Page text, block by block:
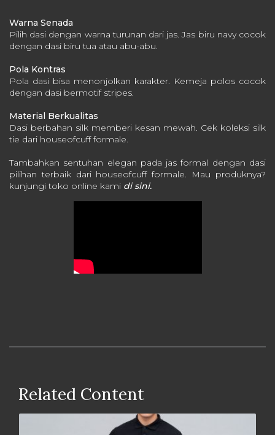
Warna Senada
Pilih dasi dengan warna turunan dari jas. Jas biru navy cocok
dengan dasi biru tua atau abu-abu.
Pola Kontras
Pola dasi bisa menonjolkan karakter. Kemeja polos cocok
dengan dasi bermotif stripes.
Material Berkualitas
Dasi berbahan silk memberi kesan mewah. Cek koleksi silk
tie dari houseofcuff formale.
Tambahkan sentuhan elegan pada jas formal dengan dasi
pilihan terbaik dari houseofcuff formale. Mau produknya?
kunjungi toko online kami di sini.
Related Content